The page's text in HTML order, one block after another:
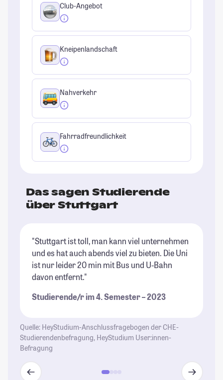
Club-Angebot
Kneipenlandschaft
Nahverkehr
Fahrradfreundlichkeit
Das sagen Studierende
über Stuttgart
"Stuttgart ist toll, man kann viel unternehmen
und es hat auch abends viel zu bieten. Die Uni
ist nur leider 20 min mit Bus und U-Bahn
davon entfernt."
Studierende/r im 4. Semester – 2023
Quelle: HeyStudium-Anschlussfragebogen der CHE-
Studierendenbefragung, HeyStudium User:innen-
Befragung